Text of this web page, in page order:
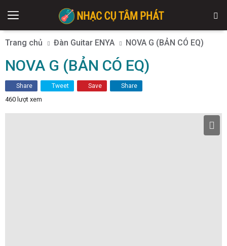
Trang chủ Đàn Guitar ENYA NOVA G (BẢN CÓ EQ)
NOVA G (BẢN CÓ EQ)
Share Tweet Save Share
460 lượt xem